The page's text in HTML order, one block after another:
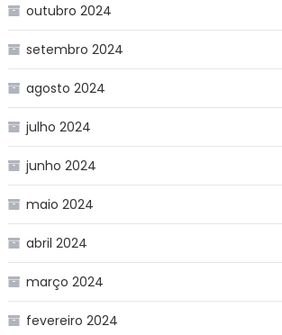
outubro 2024
setembro 2024
agosto 2024
julho 2024
junho 2024
maio 2024
abril 2024
março 2024
fevereiro 2024